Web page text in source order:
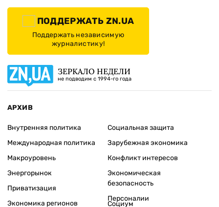
ПОДДЕРЖАТЬ ZN.UA
Поддержать независимую
журналистику!
ЗЕРКАЛО НЕДЕЛИ
не подводим с 1994-го года
АРХИВ
Внутренняя политика
Международная политика
Макроуровень
Энергорынок
Приватизация
Экономика регионов
Социальная защита
Зарубежная экономика
Конфликт интересов
Экономическая
безопасность
Персоналии
Социум